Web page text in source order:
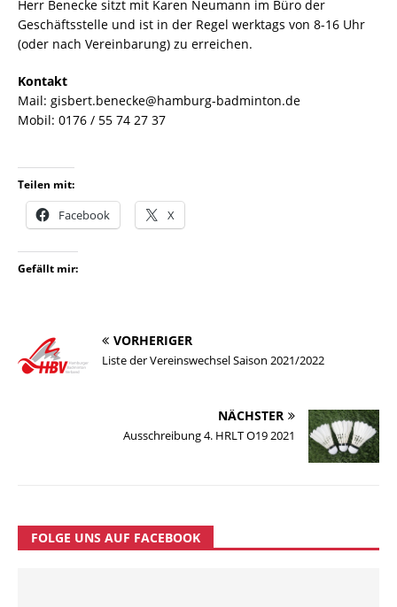
Herr Benecke sitzt mit Karen Neumann im Büro der
Geschäftsstelle und ist in der Regel werktags von 8-16 Uhr
(oder nach Vereinbarung) zu erreichen.
Kontakt
Mail: gisbert.benecke@hamburg-badminton.de
Mobil: 0176 / 55 74 27 37
Teilen mit:
Facebook X
Gefällt mir:
VORHERIGER
Liste der Vereinswechsel Saison 2021/2022
NÄCHSTER
Ausschreibung 4. HRLT O19 2021
FOLGE UNS AUF FACEBOOK